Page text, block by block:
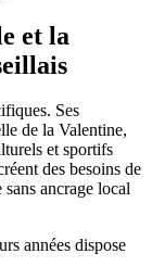
et la
Ses
de la Valentine,
et sportifs
des besoins de
ancrage local
années dispose